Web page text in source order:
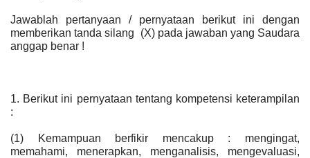
Jawablah pertanyaan / pernyataan berikut ini dengan
memberikan tanda silang (X) pada jawaban yang Saudara
anggap benar !
1. Berikut ini pernyataan tentang kompetensi keterampilan
:
(1)
Kemampuan berfikir mencakup : mengingat,
memahami, menerapkan, menganalisis, mengevaluasi,